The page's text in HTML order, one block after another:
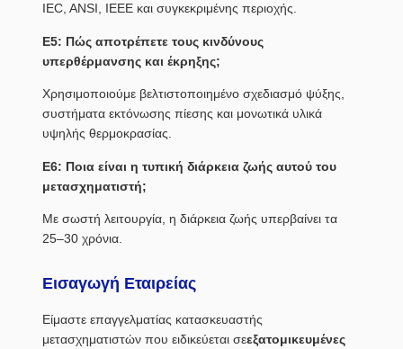
IEC, ANSI, IEEE και συγκεκριμένης περιοχής.
Ε5: Πώς αποτρέπετε τους κινδύνους
υπερθέρμανσης και έκρηξης;
Χρησιμοποιούμε βελτιστοποιημένο σχεδιασμό ψύξης,
συστήματα εκτόνωσης πίεσης και μονωτικά υλικά
υψηλής θερμοκρασίας.
Ε6: Ποια είναι η τυπική διάρκεια ζωής αυτού του
μετασχηματιστή;
Με σωστή λειτουργία, η διάρκεια ζωής υπερβαίνει τα
25–30 χρόνια.
Εισαγωγή Εταιρείας
Είμαστε επαγγελματίας κατασκευαστής
μετασχηματιστών που ειδικεύεται σεεξατομικευμένες